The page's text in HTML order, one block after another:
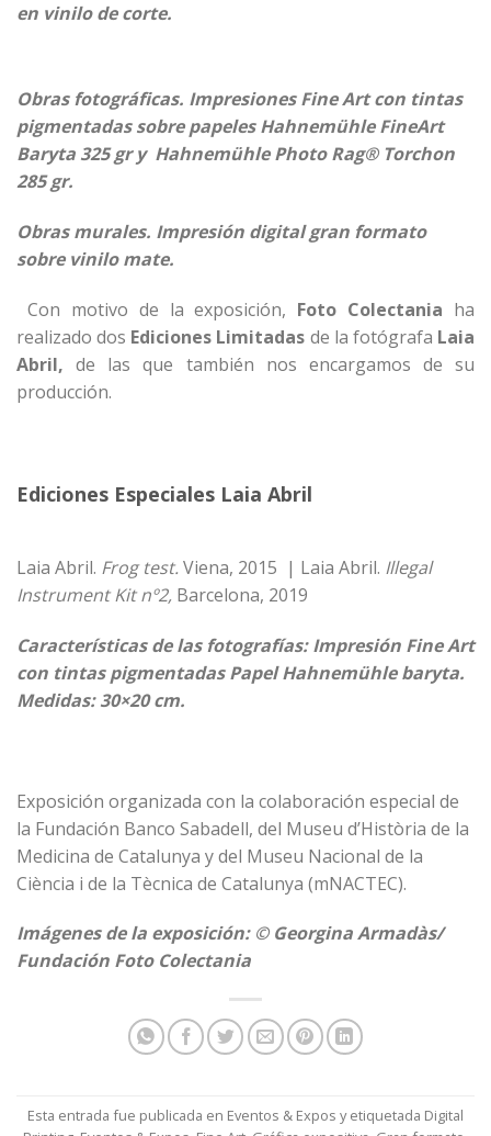
en vinilo de corte.
Obras fotográficas. ImpresionesFine Artcon tintas
pigmentadas sobre papeles Hahnemühle FineArt
Baryta 325 gr y Hahnemühle Photo Rag® Torchon
285 gr.
Obras murales. Impresión digital gran formato
sobre vinilo mate.
Con motivo de la exposición, Foto Colectania ha
realizado dos Ediciones Limitadas de la fotógrafa Laia
Abril,de las que también nos encargamos de su
producción.
Ediciones Especiales Laia Abril
Laia Abril. Frog test. Viena, 2015 | Laia Abril. Illegal
Instrument Kit nº2, Barcelona, 2019
Características de las fotografías: Impresión Fine Art
con tintas pigmentadas Papel Hahnemühle baryta.
Medidas: 30×20 cm.
Exposición organizada con la colaboración especial de
la Fundación Banco Sabadell, del Museu d’Història de la
Medicina de Catalunya y del Museu Nacional de la
Ciència i de la Tècnica de Catalunya (mNACTEC).
Imágenes de la exposición: © Georgina Armadàs/
Fundación Foto Colectania
Esta entrada fue publicada en Eventos & Expos y etiquetada Digital